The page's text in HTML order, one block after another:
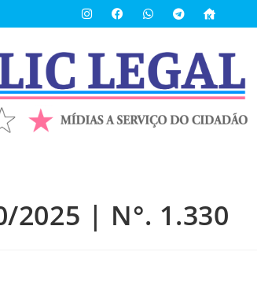
2025 | N°. 1.330